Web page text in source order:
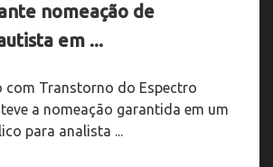
nomeação de
em ...
com Transtorno do Espectro
a nomeação garantida em um
para analista ...